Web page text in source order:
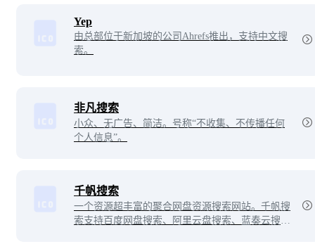
Yep
由总部位于新加坡的公司Ahrefs推出，支持中文搜
索。
非凡搜索
小众、无广告、简洁。号称“不收集、不传播任何
个人信息”。
千帆搜索
一个资源超丰富的聚合网盘资源搜索网站。千帆搜
索支持百度网盘搜索、阿里云盘搜索、蓝奏云搜